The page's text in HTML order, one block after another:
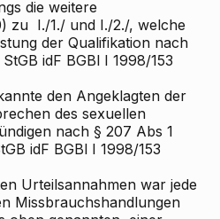
die weitere
zu I./1./ und I./2./, welche
der Qualifikation nach
idF BGBl I 1998/153
den Angeklagten der
des sexuellen
nach § 207 Abs 1
idF BGBl I 1998/153
Urteilsannahmen war jede
Missbrauchshandlungen